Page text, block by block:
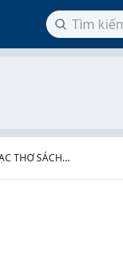
THƠ SÁCH